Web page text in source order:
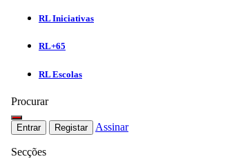
RL Iniciativas
RL+65
RL Escolas
Procurar
Entrar Registar Assinar
Secções